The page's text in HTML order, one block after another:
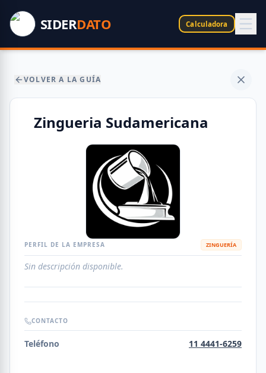
SIDERDATO Calculadora
VOLVER A LA GUÍA
Zingueria Sudamericana
PERFIL DE LA EMPRESA ZINGUERÍA
Sin descripción disponible.
CONTACTO
Teléfono 11 4441-6259